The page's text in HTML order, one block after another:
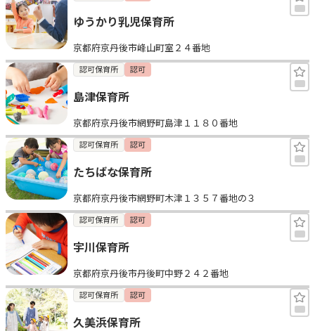
ゆうかり乳児保育所
京都府京丹後市峰山町室２４番地
認可保育所 認可
島津保育所
京都府京丹後市網野町島津１１８０番地
認可保育所 認可
たちばな保育所
京都府京丹後市網野町木津１３５７番地の３
認可保育所 認可
宇川保育所
京都府京丹後市丹後町中野２４２番地
認可保育所 認可
久美浜保育所